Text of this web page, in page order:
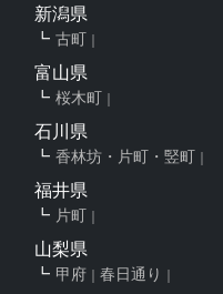
新潟県
古町
富山県
桜木町
石川県
香林坊・片町・竪町
福井県
片町
山梨県
甲府 春日通り